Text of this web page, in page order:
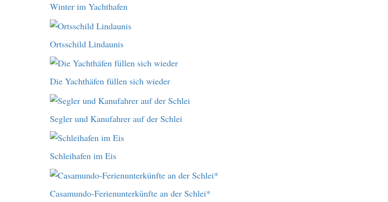
Winter im Yachthafen
Ortsschild Lindaunis
Die Yachthäfen füllen sich wieder
Segler und Kanufahrer auf der Schlei
Schleihafen im Eis
Casamundo-Ferienunterkünfte an der Schlei*